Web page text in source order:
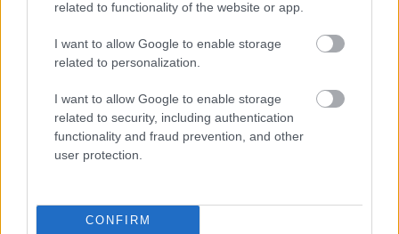
related to functionality of the website or app.
I want to allow Google to enable storage
related to personalization.
I want to allow Google to enable storage
related to security, including authentication
functionality and fraud prevention, and other
user protection.
CONFIRM
K bytu ladili aj škáry v obklade. Majitelia zbúrali
stereotyp, bývanie vyzerá ako z filmov svojského
Pridajte túto surovinu do prania, obliečky budú
hladšie a pevnejšie. Starý trik z hotelov poznali už
naše babičky
zastaralou